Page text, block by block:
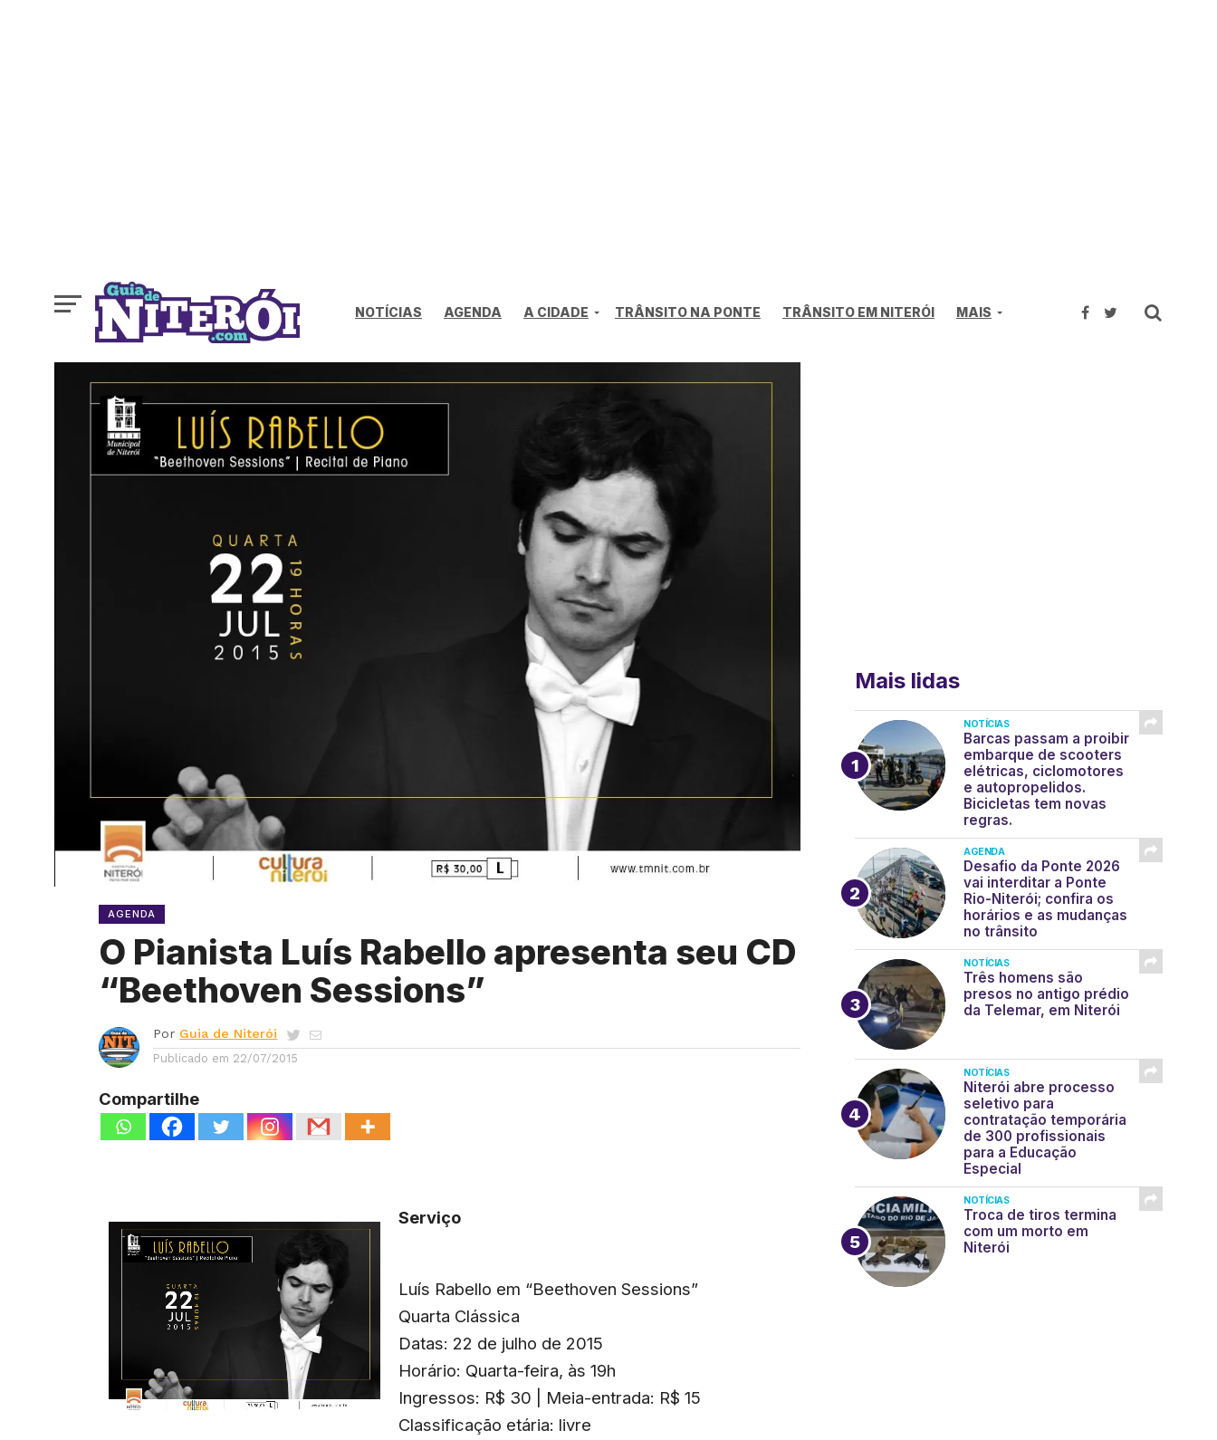
NOTÍCIAS AGENDA A CIDADE TRÂNSITO NA PONTE TRÂNSITO EM NITERÓI MAIS
AGENDA
O Pianista Luís Rabello apresenta seu CD
“Beethoven Sessions”
Por Guia de Niterói
Publicado em 22/07/2015
Compartilhe
Serviço
Luís Rabello em “Beethoven Sessions”
Quarta Clássica
Datas: 22 de julho de 2015
Horário: Quarta-feira, às 19h
Ingressos: R$ 30 | Meia-entrada: R$ 15
Classificação etária: livre
Mais lidas
NOTÍCIAS
Barcas passam a proibir
embarque de scooters
elétricas, ciclomotores
e autopropelidos.
Bicicletas tem novas
regras.
AGENDA
Desafio da Ponte 2026
vai interditar a Ponte
Rio-Niterói; confira os
horários e as mudanças
no trânsito
NOTÍCIAS
Três homens são
presos no antigo prédio
da Telemar, em Niterói
NOTÍCIAS
Niterói abre processo
seletivo para
contratação temporária
de 300 profissionais
para a Educação
Especial
NOTÍCIAS
Troca de tiros termina
com um morto em
Niterói